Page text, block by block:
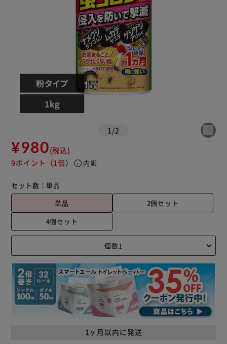
1 /2
¥980(税込)
9ポイント （1倍） info 内訳
セット数： 単品
単品
2個セット
4個セット
1ヶ月以内に発送